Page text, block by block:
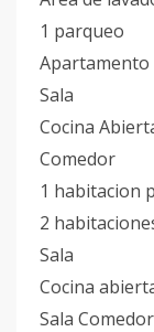
1 parqueo
Apartamento
Sala
Cocina
Comedor
1 habitacion
2
Sala
Cocina
Sala Comedor